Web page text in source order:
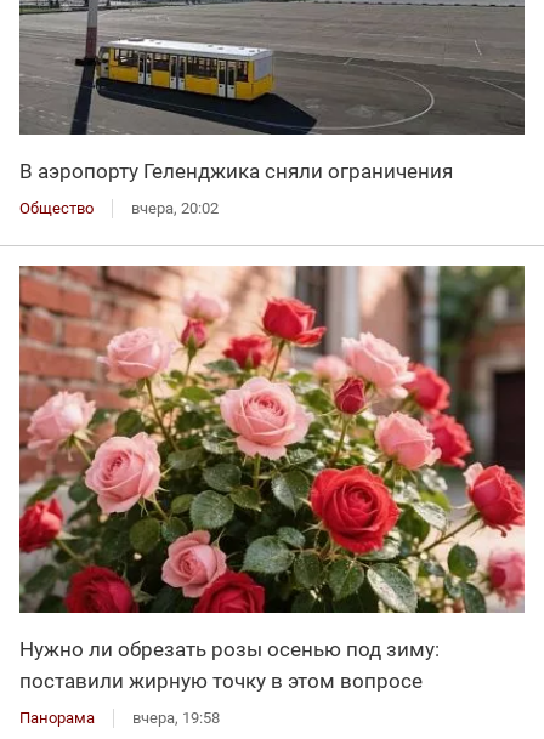
В аэропорту Геленджика сняли ограничения
Общество вчера, 20:02
Нужно ли обрезать розы осенью под зиму:
поставили жирную точку в этом вопросе
Панорама вчера, 19:58